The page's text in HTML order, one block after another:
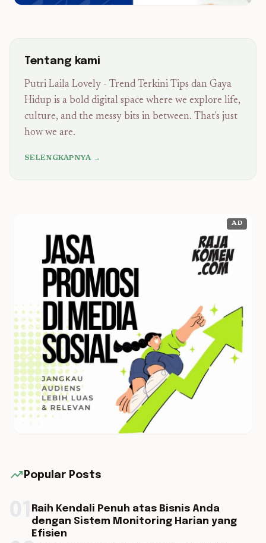
Tentang kami
Putri Laila Lovely - Trend Terkini Tips dan Gaya
Hidup is a bold digital space where we explore life,
culture, and the messy bits in between. That's just
how we are.
SELENGKAPNYA →
AD
trending_up Popular Posts
Raih Kendali Penuh atas Bisnis Anda
dengan Sistem Monitoring Harian yang
Efisien